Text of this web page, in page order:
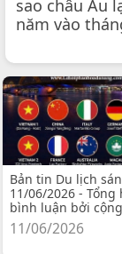
sao châu Âu
năm vào
Bản tin Du lịch
11/06/2026 - Tổng
bình luận bởi
11/06/2026